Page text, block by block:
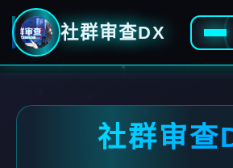
社群审查DX
社群审查